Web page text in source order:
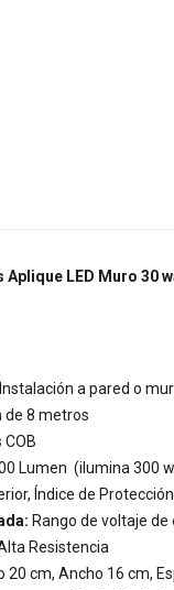
LED Muro 30
Instalación a pared o
de 8 metros
COB
Lumen (ilumina 300
Índice de
Rango de voltaje
Resistencia
20 cm, Ancho 16 cm,